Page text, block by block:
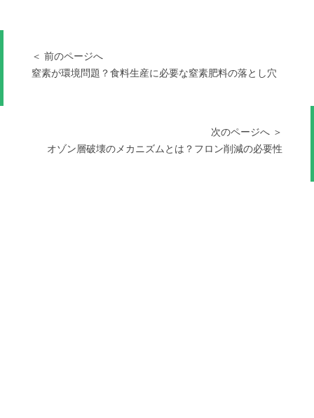
＜ 前のページへ
窒素が環境問題？食料生産に必要な窒素肥料の落とし穴
次のページへ ＞
オゾン層破壊のメカニズムとは？フロン削減の必要性